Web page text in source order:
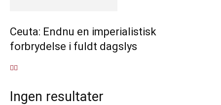
Ceuta: Endnu en imperialistisk
forbrydelse i fuldt dagslys
Ingen resultater